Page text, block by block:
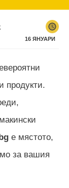
16 ЯНУАРИ
продукти.
е мястото,
за вашия